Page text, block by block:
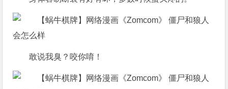
敢说我臭？咬你唷！